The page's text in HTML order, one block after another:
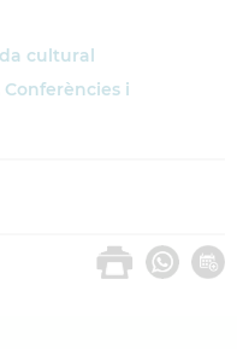
cultural
Conferències i